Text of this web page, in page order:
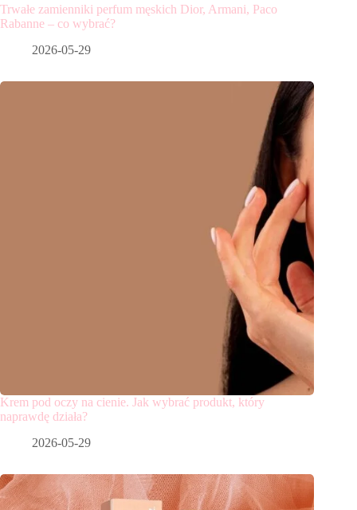
Trwałe zamienniki perfum męskich Dior, Armani, Paco
Rabanne – co wybrać?
2026-05-29
Krem pod oczy na cienie. Jak wybrać produkt, który
naprawdę działa?
2026-05-29